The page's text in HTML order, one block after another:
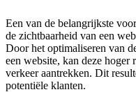
Een van de belangrijkste
de zichtbaarheid van een
Door het optimaliseren van
een website, kan deze hoger
verkeer aantrekken. Dit
potentiële klanten.